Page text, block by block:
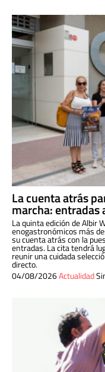
La cuenta atrás
marcha:
La quinta edición de Albir
enogastronómicos más
su cuenta atrás con la
entradas. La cita tendrá
reunir una cuidada
directo.
04/08/2026Actualidad